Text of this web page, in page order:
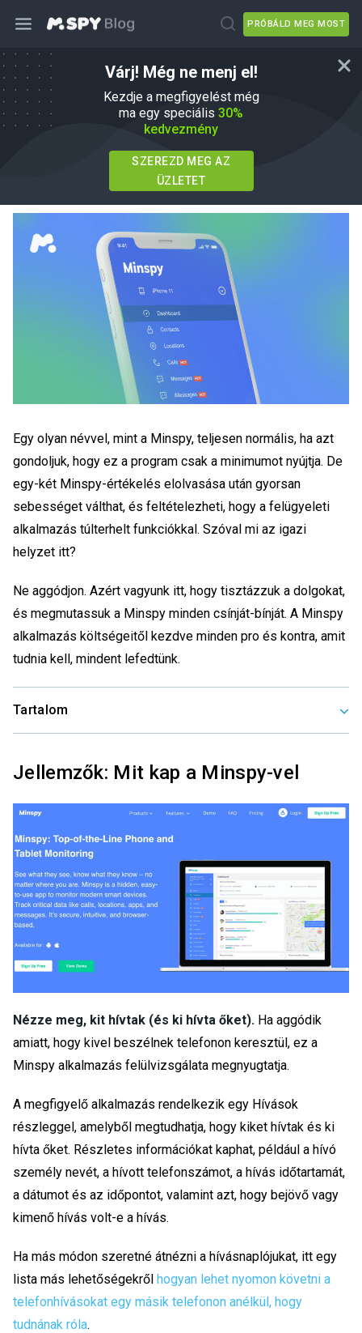
PRÓBÁLD MEG MOST
Várj! Még ne menj el!
Kezdje a megfigyelést még
ma egy speciális 30%
kedvezmény
SZEREZD MEG AZ
ÜZLETET
Minspy App felülvizsgálata: Teszi,
amit ígér?
Agnes W Linn EbbenmSpy Alternatives
Frissítve 01 jún, 2026
Egy olyan névvel, mint a Minspy, teljesen normális, ha azt
gondoljuk, hogy ez a program csak a minimumot nyújtja. De
egy-két Minspy-értékelés elolvasása után gyorsan
sebességet válthat, és feltételezheti, hogy a felügyeleti
alkalmazás túlterhelt funkciókkal. Szóval mi az igazi
helyzet itt?
Ne aggódjon. Azért vagyunk itt, hogy tisztázzuk a dolgokat,
és megmutassuk a Minspy minden csínját-bínját. A Minspy
alkalmazás költségeitől kezdve minden pro és kontra, amit
tudnia kell, mindent lefedtünk.
Tartalom
Jellemzők: Mit kap a Minspy-vel
Nézze meg, kit hívtak (és ki hívta őket). Ha aggódik
amiatt, hogy kivel beszélnek telefonon keresztül, ez a
Minspy alkalmazás felülvizsgálata megnyugtatja.
A megfigyelő alkalmazás rendelkezik egy Hívások
részleggel, amelyből megtudhatja, hogy kiket hívtak és ki
hívta őket. Részletes információkat kaphat, például a hívó
személy nevét, a hívott telefonszámot, a hívás időtartamát,
a dátumot és az időpontot, valamint azt, hogy bejövő vagy
kimenő hívás volt-e a hívás.
Ha más módon szeretné átnézni a hívásnaplójukat, itt egy
lista más lehetőségekről hogyan lehet nyomon követni a
telefonhívásokat egy másik telefonon anélkül, hogy
tudnának róla.